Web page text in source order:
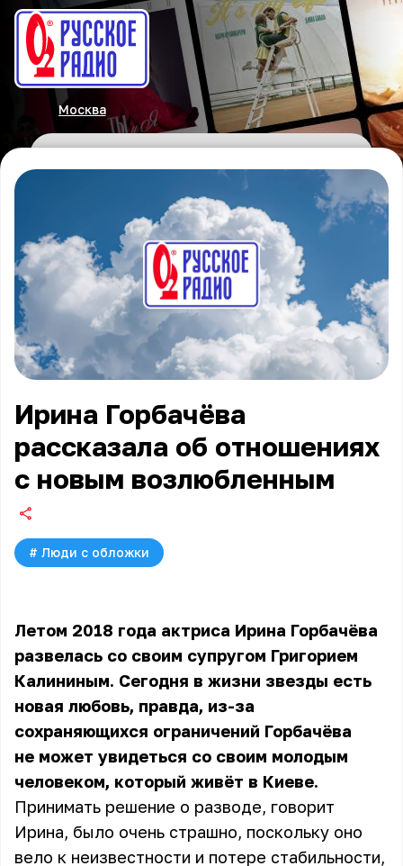
Москва
Ирина Горбачёва
рассказала об отношениях
с новым возлюбленным
# Люди с обложки
Летом 2018 года актриса Ирина Горбачёва
развелась со своим супругом Григорием
Калининым. Сегодня в жизни звезды есть
новая любовь, правда, из-за
сохраняющихся ограничений Горбачёва
не может увидеться со своим молодым
человеком, который живёт в Киеве.
Принимать решение о разводе, говорит
Ирина, было очень страшно, поскольку оно
вело к неизвестности и потере стабильности,